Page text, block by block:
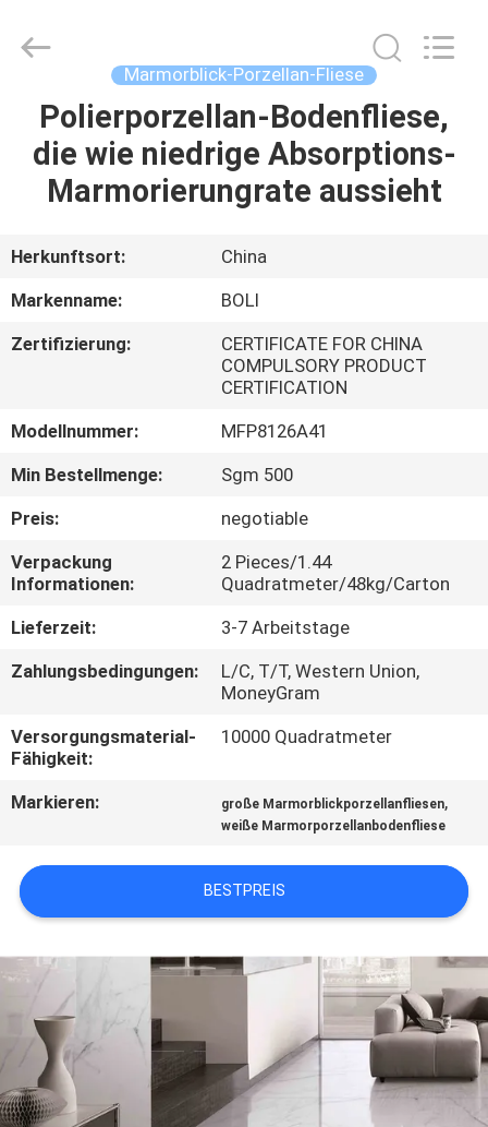
HAUSE
VIDEOS
ÜBER
WERKSBESICHTIGUNG
QUALITÄTSKONTROLLE
MIT
UNS
BITTE UM
EIN
SITEMAP
DATENSCHUTZRICHTLINIE
CERAMICS
CO.,LTD..
Marmorblick-Porzellan-Fliese
Polierporzellan-Bodenfliese,
die wie niedrige Absorptions-
Marmorierungrate aussieht
Herkunftsort:
China
Markenname:
BOLI
Zertifizierung:
CERTIFICATE FOR CHINA
COMPULSORY PRODUCT
CERTIFICATION
Modellnummer:
MFP8126A41
Min Bestellmenge:
Sgm 500
Preis:
negotiable
Verpackung
Informationen:
2 Pieces/1.44
Quadratmeter/48kg/Carton
Lieferzeit:
3-7 Arbeitstage
Zahlungsbedingungen:
L/C, T/T, Western Union,
MoneyGram
Versorgungsmaterial-
Fähigkeit:
10000 Quadratmeter
Markieren: große Marmorblickporzellanfliesen,
weiße Marmorporzellanbodenfliese
BESTPREIS